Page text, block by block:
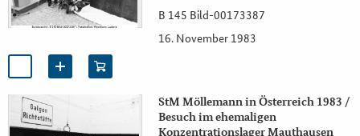
B 145 Bild-00173387
16. November 1983
StM Möllemann in Österreich 1983 /
Besuch im ehemaligen
Konzentrationslager Mauthausen